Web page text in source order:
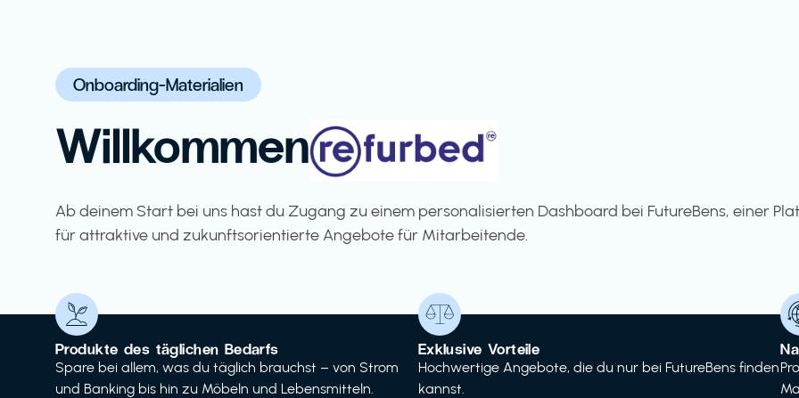
Onboarding-Materialien
Willkommen
Ab deinem Start bei uns hast du Zugang zu einem personalisierten Dashboard bei FutureBens, einer
für attraktive und zukunftsorientierte Angebote für Mitarbeitende.
Produkte des täglichen Bedarfs
Spare bei allem, was du täglich brauchst – von Strom
und Banking bis hin zu Möbeln und Lebensmitteln.
Exklusive Vorteile
Hochwertige Angebote, die du nur bei FutureBens finden
kannst.